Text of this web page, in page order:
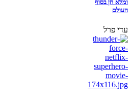
ומלא חן בסוף
העולם
עדי פרל